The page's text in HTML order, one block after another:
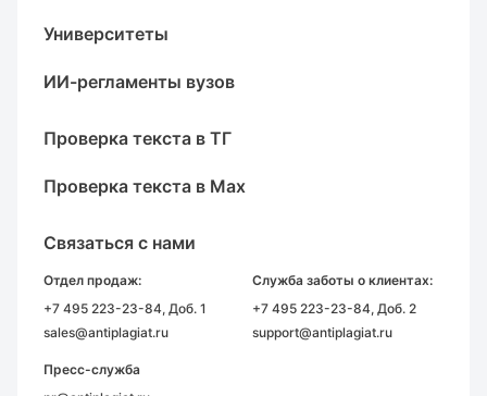
Университеты
ИИ-регламенты вузов
Проверка текста в ТГ
Проверка текста в Max
Связаться с нами
Отдел продаж:
+7 495 223-23-84, Доб. 1
sales@antiplagiat.ru
Служба заботы о клиентах:
+7 495 223-23-84, Доб. 2
support@antiplagiat.ru
Пресс-служба